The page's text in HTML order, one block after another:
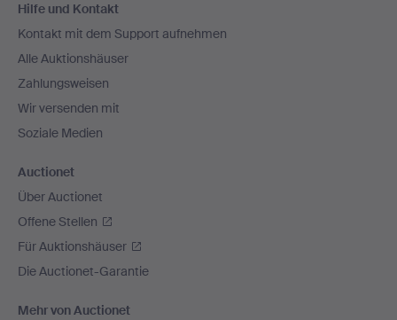
Navigation
Hilfe und Kontakt
Kontakt mit dem Support aufnehmen
Alle Auktionshäuser
Zahlungsweisen
Wir versenden mit
Soziale Medien
Auctionet
Über Auctionet
Offene Stellen
Für Auktionshäuser
Die Auctionet-Garantie
Mehr von Auctionet